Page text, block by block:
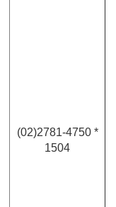
(02)2781-4750 *
1504